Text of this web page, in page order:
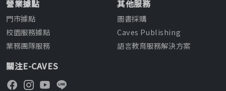
營業據點
門市據點
校園服務據點
業務團隊服務
其他服務
圖書採購
Caves Publishing
語言教育服務解決方案
關注E-CAVES